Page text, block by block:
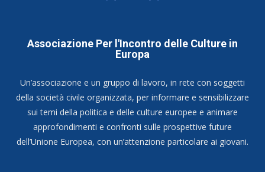
Associazione Per l'Incontro delle Culture in
Europa
Un’associazione e un gruppo di lavoro, in rete con soggetti
della società civile organizzata, per informare e sensibilizzare
sui temi della politica e delle culture europee e animare
approfondimenti e confronti sulle prospettive future
dell’Unione Europea, con un’attenzione particolare ai giovani.